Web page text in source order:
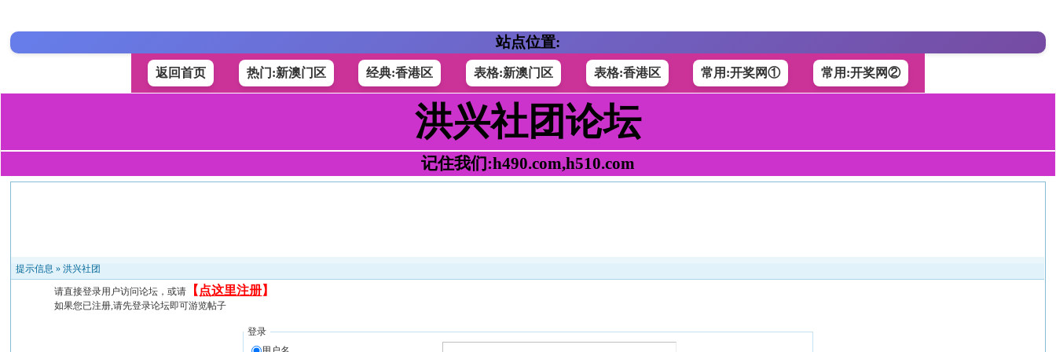
站点位置:
返回首页 热门:新澳门区 经典:香港区 表格:新澳门区 表格:香港区 常用:开奖网① 常用:开奖网②
洪兴社团论坛
记住我们:h490.com,h510.com
提示信息 »洪兴社团
请直接登录用户访问论坛，或请 【 点这里注册】
如果您已注册,请先登录论坛即可游览帖子
登录